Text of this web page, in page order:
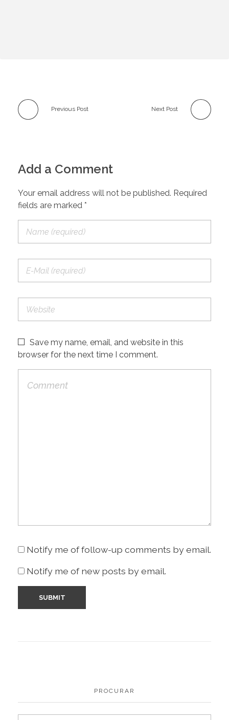
Previous Post Next Post
Add a Comment
Your email address will not be published. Required
fields are marked *
Save my name, email, and website in this
browser for the next time I comment.
Notify me of follow-up comments by email.
Notify me of new posts by email.
PROCURAR